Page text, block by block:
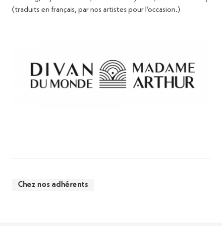
(traduits en français, par nos artistes pour l’occasion.)
Chez nos adhérents